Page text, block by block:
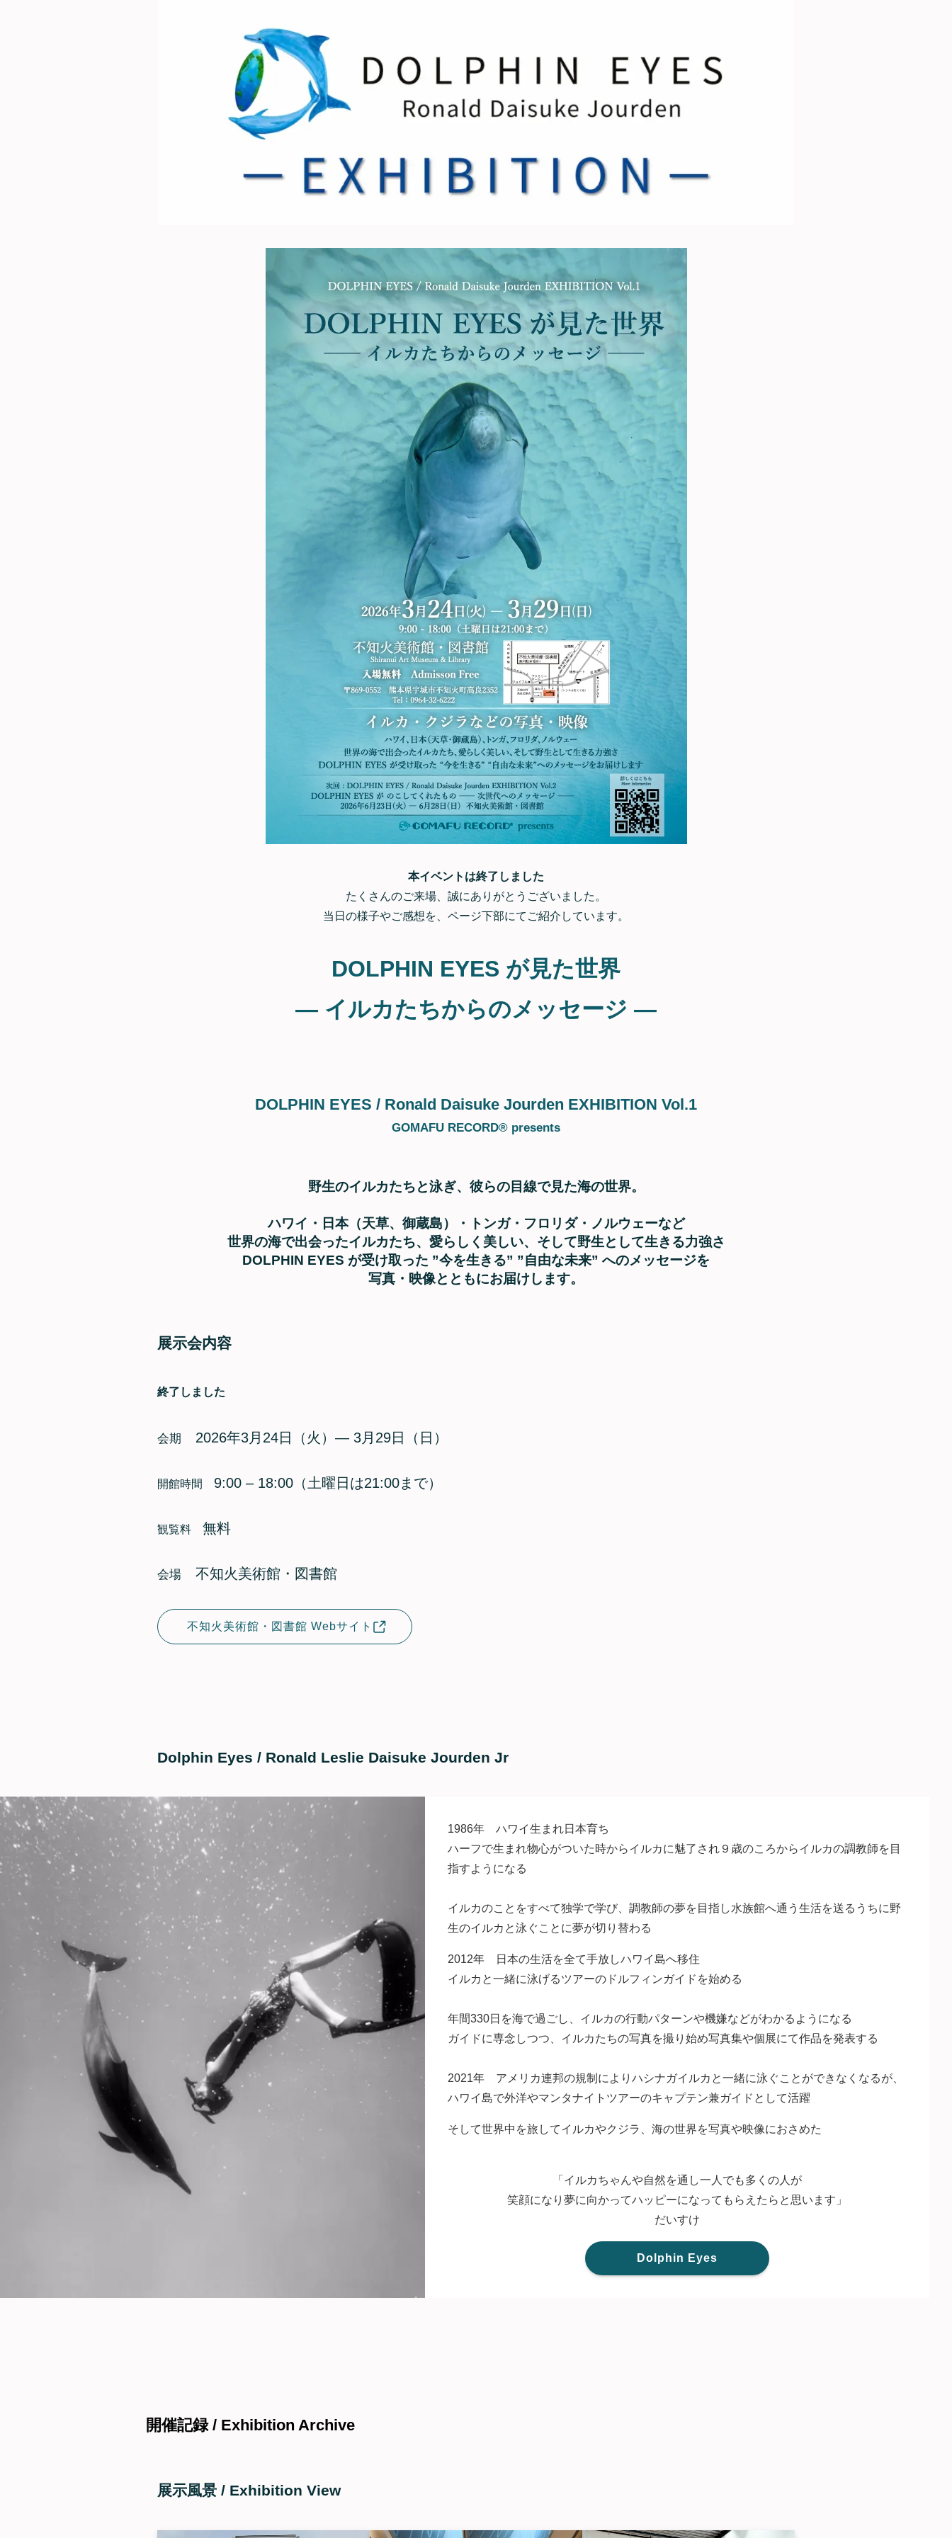
本イベントは終了しました
たくさんのご来場、誠にありがとうございました。
当日の様子やご感想を、ページ下部にてご紹介しています。
DOLPHIN EYES が見た世界
— イルカたちからのメッセージ —
DOLPHIN EYES / Ronald Daisuke Jourden EXHIBITION Vol.1
GOMAFU RECORD®︎ presents
野生のイルカたちと泳ぎ、彼らの目線で見た海の世界。
ハワイ・日本（天草、御蔵島）・トンガ・フロリダ・ノルウェーなど
世界の海で出会ったイルカたち、愛らしく美しい、そして野生として生きる力強さ
DOLPHIN EYES が受け取った ”今を生きる” ”自由な未来” へのメッセージを
写真・映像とともにお届けします。
展示会内容
終了しました
会期 2026年3月24日（火）― 3月29日（日）
開館時間 9:00 – 18:00（土曜日は21:00まで）
観覧料 無料
会場 不知火美術館・図書館
不知火美術館・図書館 Webサイト
Dolphin Eyes / Ronald Leslie Daisuke Jourden Jr
1986年 ハワイ生まれ日本育ち
ハーフで生まれ物心がついた時からイルカに魅了され９歳のころからイルカの調教師を目
指すようになる
イルカのことをすべて独学で学び、調教師の夢を目指し水族館へ通う生活を送るうちに野
生のイルカと泳ぐことに夢が切り替わる
2012年 日本の生活を全て手放しハワイ島へ移住
イルカと一緒に泳げるツアーのドルフィンガイドを始める
年間330日を海で過ごし、イルカの行動パターンや機嫌などがわかるようになる
ガイドに専念しつつ、イルカたちの写真を撮り始め写真集や個展にて作品を発表する
2021年 アメリカ連邦の規制によりハシナガイルカと一緒に泳ぐことができなくなるが、
ハワイ島で外洋やマンタナイトツアーのキャプテン兼ガイドとして活躍
そして世界中を旅してイルカやクジラ、海の世界を写真や映像におさめた
「イルカちゃんや自然を通し一人でも多くの人が
笑顔になり夢に向かってハッピーになってもらえたらと思います」
だいすけ
Dolphin Eyes
開催記録 / Exhibition Archive
展示風景 / Exhibition View